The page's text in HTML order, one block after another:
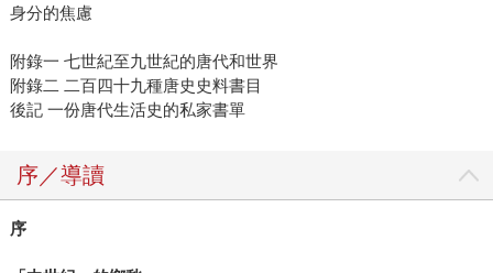
身分的焦慮
附錄一 七世紀至九世紀的唐代和世界
附錄二 二百四十九種唐史史料書目
後記 一份唐代生活史的私家書單
序／導讀
序